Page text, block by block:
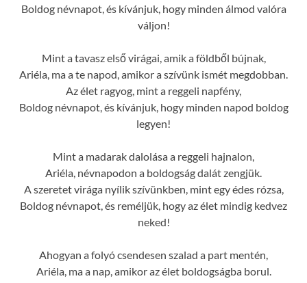
Boldog névnapot, és kívánjuk, hogy minden álmod valóra
váljon!
Mint a tavasz első virágai, amik a földből bújnak,
Ariéla, ma a te napod, amikor a szívünk ismét megdobban.
Az élet ragyog, mint a reggeli napfény,
Boldog névnapot, és kívánjuk, hogy minden napod boldog
legyen!
Mint a madarak dalolása a reggeli hajnalon,
Ariéla, névnapodon a boldogság dalát zengjük.
A szeretet virága nyílik szívünkben, mint egy édes rózsa,
Boldog névnapot, és reméljük, hogy az élet mindig kedvez
neked!
Ahogyan a folyó csendesen szalad a part mentén,
Ariéla, ma a nap, amikor az élet boldogságba borul.